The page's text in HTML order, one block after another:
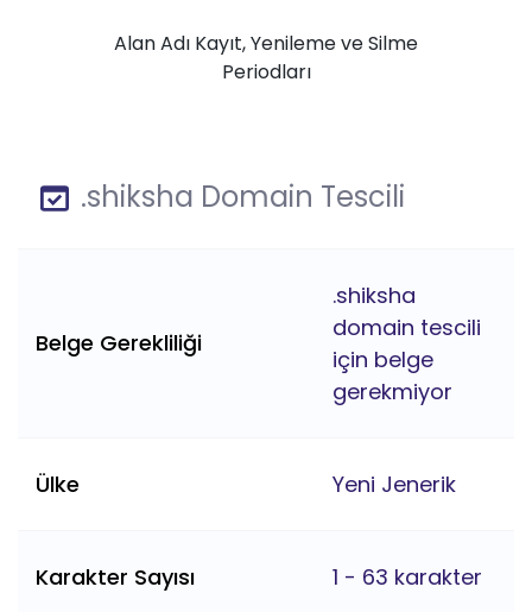
Alan Adı Kayıt, Yenileme ve Silme
Periodları
.shiksha Domain Tescili
Belge Gerekliliği
.shiksha
domain tescili
için belge
gerekmiyor
Ülke Yeni Jenerik
Karakter Sayısı 1 - 63 karakter